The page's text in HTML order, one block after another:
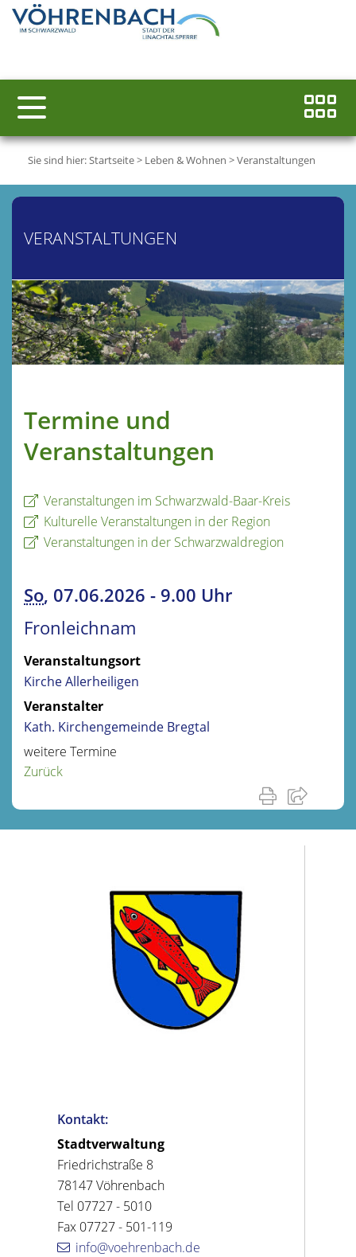
Sie sind hier:Startseite> Leben & Wohnen >Veranstaltungen
VERANSTALTUNGEN
Termine und
Veranstaltungen
Veranstaltungen im Schwarzwald-Baar-Kreis
Kulturelle Veranstaltungen in der Region
Veranstaltungen in der Schwarzwaldregion
So, 07.06.2026 - 9.00 Uhr
Fronleichnam
Veranstaltungsort
Kirche Allerheiligen
Veranstalter
Kath. Kirchengemeinde Bregtal
weitere Termine
Zurück
Kontakt:
Stadtverwaltung
Friedrichstraße 8
78147 Vöhrenbach
Tel 07727 - 5010
Fax 07727 - 501-119
info@voehrenbach.de